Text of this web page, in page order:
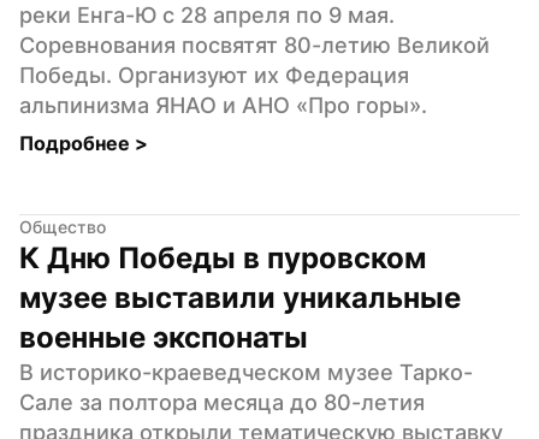
реки Енга-Ю с 28 апреля по 9 мая.
Соревнования посвятят 80-летию Великой
Победы. Организуют их Федерация
альпинизма ЯНАО и АНО «Про горы».
Подробнее >
Общество
К Дню Победы в пуровском
музее выставили уникальные
военные экспонаты
В историко-краеведческом музее Тарко-
Сале за полтора месяца до 80-летия
праздника открыли тематическую выставку